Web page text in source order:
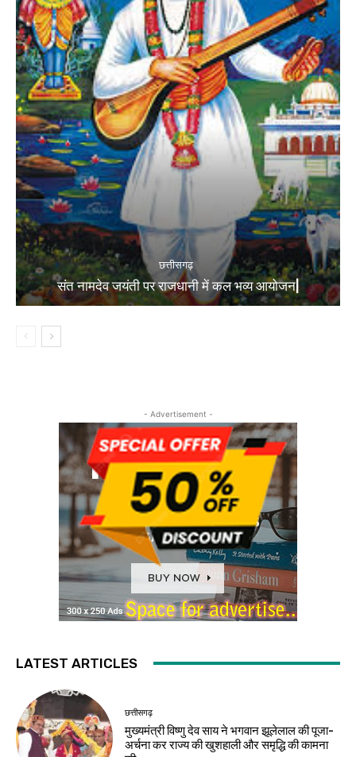
छत्तीसगढ़
संत नामदेव जयंती पर राजधानी में कल भव्य आयोजन|
- Advertisement -
LATEST ARTICLES
छत्तीसगढ़
मुख्यमंत्री विष्णु देव साय ने भगवान झूलेलाल की पूजा-
अर्चना कर राज्य की खुशहाली और समृद्धि की कामना